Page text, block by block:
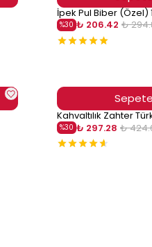
İpek Pul Biber (Özel)
%30 ₺ 206.42 ₺
Kahvaltılık Zahter
%30 ₺ 297.28 ₺